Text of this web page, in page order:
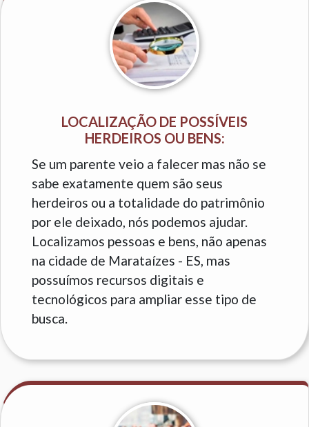
LOCALIZAÇÃO DE POSSÍVEIS
HERDEIROS OU BENS:
Se um parente veio a falecer mas não se
sabe exatamente quem são seus
herdeiros ou a totalidade do patrimônio
por ele deixado, nós podemos ajudar.
Localizamos pessoas e bens, não apenas
na cidade de Marataízes - ES, mas
possuímos recursos digitais e
tecnológicos para ampliar esse tipo de
busca.